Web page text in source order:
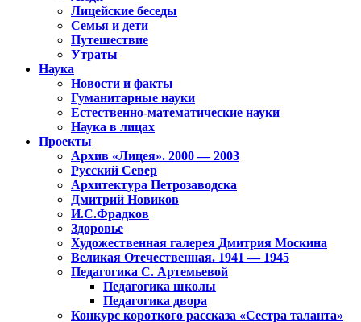
Лицейские беседы
Семья и дети
Путешествие
Утраты
Наука
Новости и факты
Гуманитарные науки
Естественно-математические науки
Наука в лицах
Проекты
Архив «Лицея». 2000 — 2003
Русский Север
Архитектура Петрозаводска
Дмитрий Новиков
И.С.Фрадков
Здоровье
Художественная галерея Дмитрия Москина
Великая Отечественная. 1941 — 1945
Педагогика С. Артемьевой
Педагогика школы
Педагогика двора
Конкурс короткого рассказа «Сестра таланта»